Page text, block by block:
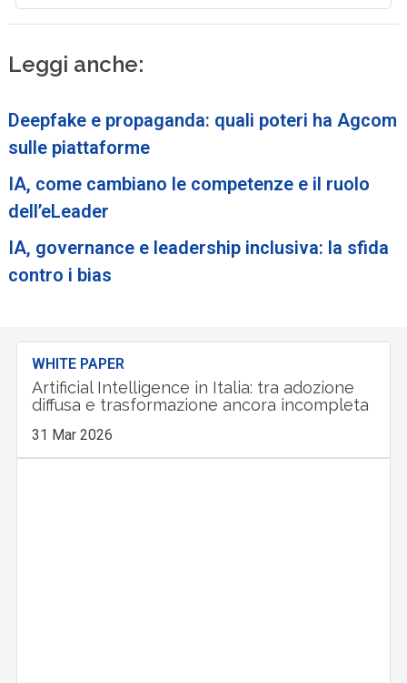
Leggi anche:
Deepfake e propaganda: quali poteri ha Agcom
sulle piattaforme
IA, come cambiano le competenze e il ruolo
dell’eLeader
IA, governance e leadership inclusiva: la sfida
contro i bias
WHITE PAPER
Artificial Intelligence in Italia: tra adozione
diffusa e trasformazione ancora incompleta
31 Mar 2026